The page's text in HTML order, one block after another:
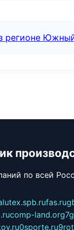
регионе
по всей
fas.ru
comp-land.org
0sporte.ru